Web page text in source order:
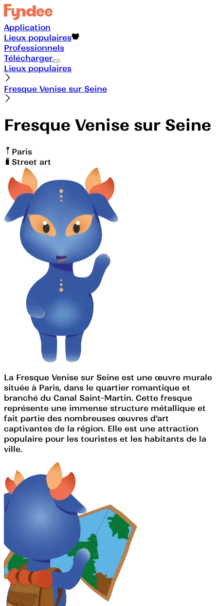
Application
Lieux populaires
Professionnels
Télécharger
Lieux populaires
Fresque Venise sur Seine
Fresque Venise sur Seine
Paris
Street art
La Fresque Venise sur Seine est une œuvre murale
située à Paris, dans le quartier romantique et
branché du Canal Saint-Martin. Cette fresque
représente une immense structure métallique et
fait partie des nombreuses œuvres d'art
captivantes de la région. Elle est une attraction
populaire pour les touristes et les habitants de la
ville.